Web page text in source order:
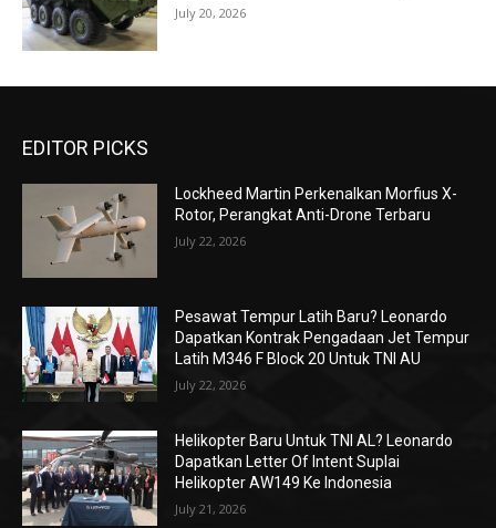
July 20, 2026
EDITOR PICKS
Lockheed Martin Perkenalkan Morfius X-
Rotor, Perangkat Anti-Drone Terbaru
July 22, 2026
Pesawat Tempur Latih Baru? Leonardo
Dapatkan Kontrak Pengadaan Jet Tempur
Latih M346 F Block 20 Untuk TNI AU
July 22, 2026
Helikopter Baru Untuk TNI AL? Leonardo
Dapatkan Letter Of Intent Suplai
Helikopter AW149 Ke Indonesia
July 21, 2026